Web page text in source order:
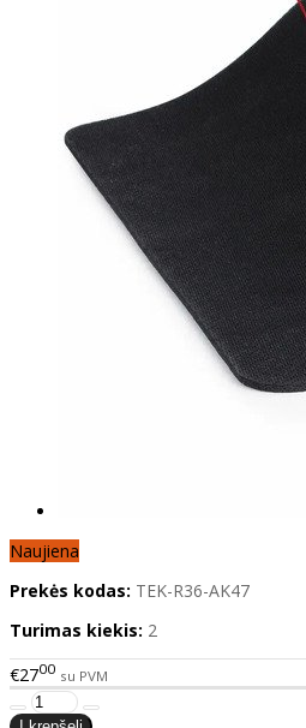
Naujiena
Prekės kodas: TEK-R36-AK47
Turimas kiekis: 2
€2700 su PVM